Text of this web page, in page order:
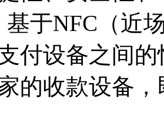
基于NFC（近
付设备之间
的收款设备